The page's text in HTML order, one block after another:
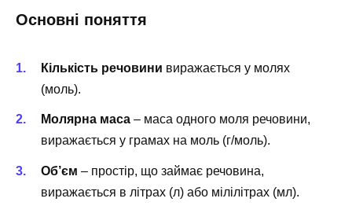
Основні поняття
Кількість речовини виражається у молях
(моль).
Молярна маса – маса одного моля речовини,
виражається у грамах на моль (г/моль).
Об’єм – простір, що займає речовина,
виражається в літрах (л) або мілілітрах (мл).